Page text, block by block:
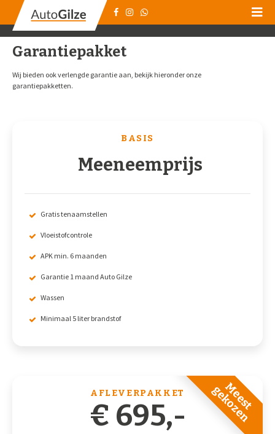
Garantiepakket
Wij bieden ook verlengde garantie aan, bekijk hieronder onze
garantiepakketten.
BASIS
Meeneemprijs
Gratis tenaamstellen
Vloeistofcontrole
APK min. 6 maanden
Garantie 1 maand Auto Gilze
Wassen
Minimaal 5 liter brandstof
AFLEVERPAKKET
€ 695,-
Meest
gekozen